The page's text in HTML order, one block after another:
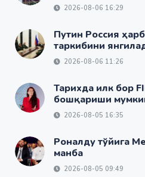
2026-08-06 16:29
Путин Россия
таркибини
2026-08-06 11:26
Тарихда илк бор
бошқариши
2026-08-05 16:35
Роналду тўйига
манба
2026-08-05 09:49